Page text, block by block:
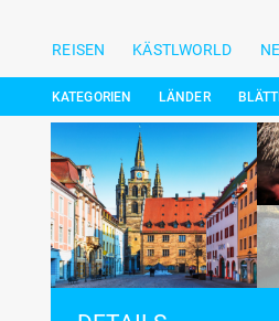
REISEN KÄSTLWORLD
KATEGORIEN LÄNDER